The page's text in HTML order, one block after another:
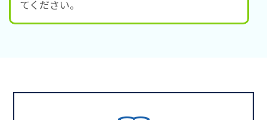
てください。